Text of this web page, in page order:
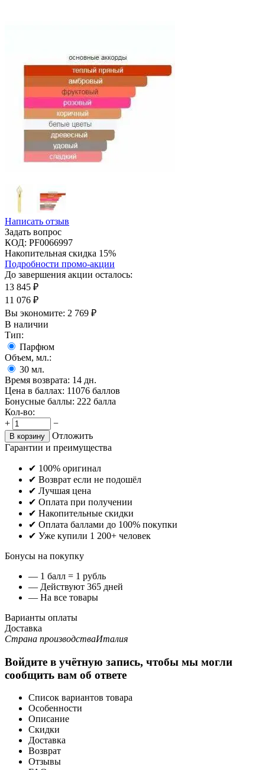
Написать отзыв
Задать вопрос
КОД: PF0066997
Накопительная скидка 15%
Подробности промо-акции
До завершения акции осталось:
13 845 ₽
11 076 ₽
Вы экономите: 2 769 ₽
В наличии
Тип:
Парфюм
Объем, мл.:
30 мл.
Время возврата: 14 дн.
Цена в баллах: 11076 баллов
Бонусные баллы: 222 балла
Кол-во:
+
−
В корзину
Отложить
Гарантии и преимущества
✔ 100% оригинал
✔ Возврат если не подошёл
✔ Лучшая цена
✔ Оплата при получении
✔ Накопительные скидки
✔ Оплата баллами до 100% покупки
✔ Уже купили 1 200+ человек
Бонусы на покупку
— 1 балл = 1 рубль
— Действуют 365 дней
— На все товары
Варианты оплаты
Доставка
Страна производстваИталия
Войдите в учётную запись, чтобы мы могли
сообщить вам об ответе
Список вариантов товара
Особенности
Описание
Скидки
Доставка
Возврат
Отзывы